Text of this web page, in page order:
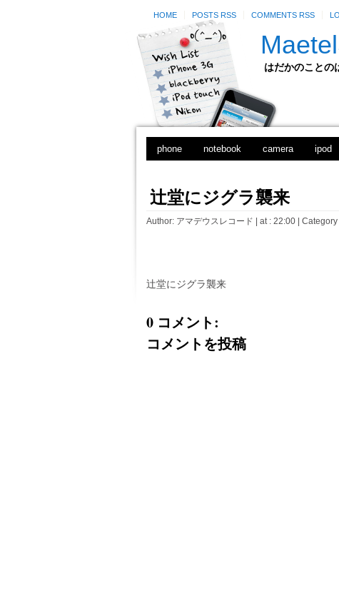
HOME POSTS RSS COMMENTS RSS
はだかのこと
phone notebook camera ipod
辻堂にジグラ襲来
Author: アマデウスレコード | at : 22:00 | Category
辻堂にジグラ襲来
0 コメント:
コメントを投稿